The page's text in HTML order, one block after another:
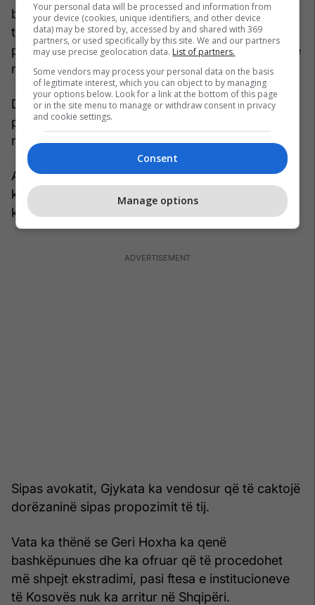
bankare mes të dyshuarit Hoxha dhe personave
të tjerë në Spanjë dhe Peru. Tutje PSRK ka
përmendur se të dyshuarit kanë lënë gjurmë edhe
në sistemin e hyrje-daljeve në këto shtete,
Dy të dyshuarit pretendohet se kanë kryer veprat
penale – krim i organizuar dhe – trafikim me
njerëz.
Avokati Labinot Vata ka thënë se Prokuroria nuk
ka paraqitur prova për këtë person por vetëm ka
komentuar rastin pa u mbështetur në prova.
Sipas avokatit, Gjykata ka vendosur që të caktojë
dorëzaninë sipas propozimit të tij.
Vata ka thënë se Geri Hoxha ka qenë
bashkëpunues dhe ka ofruar që të procedohet
më shpejt ekstradimi, pasi ftesa e institucioneve
të Kosovës nuk ka arritur në Shqipëri.
Your personal data will be processed and information from
your device (cookies, unique identifiers, and other device
data) may be stored by, accessed by and shared with 369
partners, or used specifically by this site. We and our partners
may use precise geolocation data. List of partners.
Some vendors may process your personal data on the basis
of legitimate interest, which you can object to by managing
your options below. Look for a link at the bottom of this page
or in the site menu to manage or withdraw consent in privacy
and cookie settings.
Consent
Manage options